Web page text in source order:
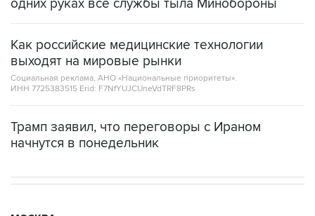
одних руках все службы тыла Минобороны
Как российские медицинские технологии
выходят на мировые рынки
Социальная реклама, АНО «Национальные приоритеты».
ИНН 7725383515 Erid: F7NfYUJCUneVdTRF8PRs
Трамп заявил, что переговоры с Ираном
начнутся в понедельник